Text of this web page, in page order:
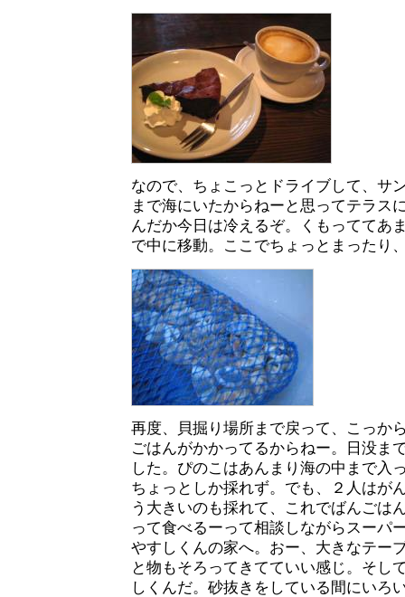
なので、ちょこっとドライブして、サ
まで海にいたからねーと思ってテラス
んだか今日は冷えるぞ。くもっててあ
で中に移動。ここでちょっとまったり
再度、貝掘り場所まで戻って、こっか
ごはんがかかってるからねー。日没ま
した。ぴのこはあんまり海の中まで入
ちょっとしか採れず。でも、２人はが
う大きいのも採れて、これでばんごは
って食べるーって相談しながらスーパ
やすしくんの家へ。おー、大きなテー
と物もそろってきてていい感じ。そし
しくんだ。砂抜きをしている間にいろ